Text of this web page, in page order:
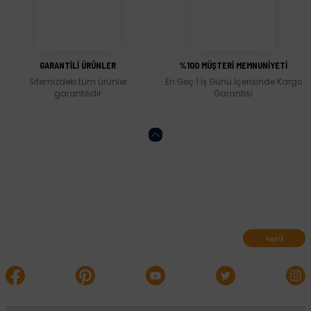
GARANTİLİ ÜRÜNLER
Sitemizdeki tüm ürünler
garantilidir
%100 MÜŞTERİ MEMNUNİYETİ
En Geç 1 İş Günü İçerisinde Kargo
Garantisi
Kayıt Ol